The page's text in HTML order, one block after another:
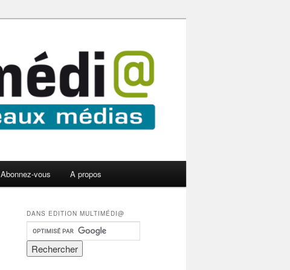
Abonnez-vous A propos
DANS EDITION MULTIMÉDI@